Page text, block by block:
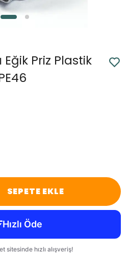
Priz Plastik
SEPETE EKLE